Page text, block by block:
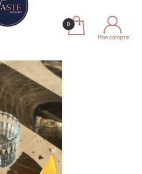
Mon compte